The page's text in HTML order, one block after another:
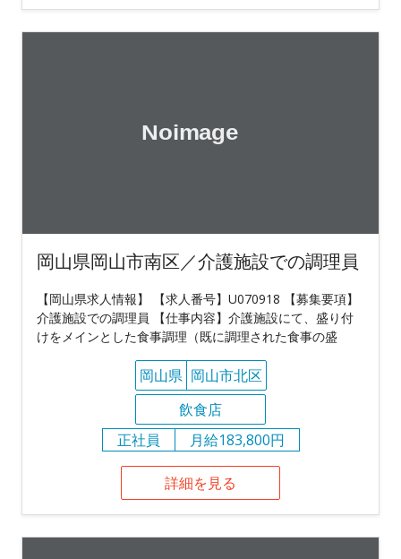
岡山県岡山市南区／介護施設での調理員
【岡山県求人情報】 【求人番号】U070918 【募集要項】
介護施設での調理員 【仕事内容】介護施設にて、盛り付
けをメインとした食事調理（既に調理された食事の盛
岡山県 岡山市北区
飲食店
正社員
月給183,800円
詳細を見る